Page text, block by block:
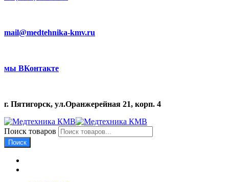
mail@medtehnika-kmv.ru
мы ВКонтакте
г. Пятигорск, ул.Оранжерейная 21, корп. 4
Поиск товаров
Поиск